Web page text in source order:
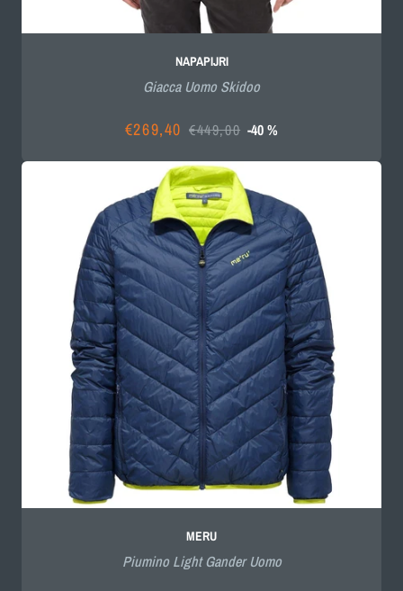
NAPAPIJRI
Giacca Uomo Skidoo
Prezzo
scontato
€269,40
Prezzo
di
listino
€449,00 -40 %
MERU
Piumino Light Gander Uomo